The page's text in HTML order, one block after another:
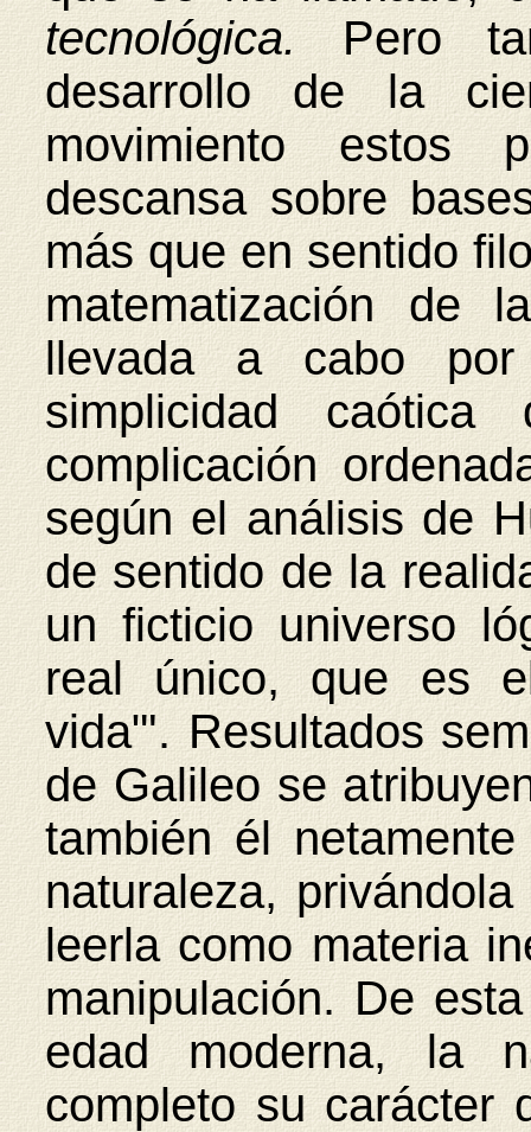
tecnológica.Pero
desarrollo de la
movimiento estos
descansa sobre
más que en sentido
matematización de
llevada a cabo por
simplicidad
complicación
según el análisis de
de sentido de la
un ficticio universo
real único, que es el
vida"'. Resultados
de Galileo se
también él
naturaleza,
leerla como materia
manipulación. De
edad moderna, la
completo su carácter